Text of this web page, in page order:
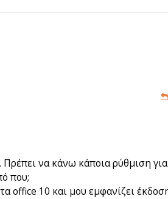
να κάνω κάποια ρύθμιση
που;
office 10 και μου εμφανίζει